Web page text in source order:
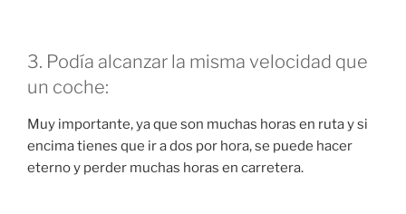
3. Podía alcanzar la misma velocidad que
un coche:
Muy importante, ya que son muchas horas en ruta y si
encima tienes que ir a dos por hora, se puede hacer
eterno y perder muchas horas en carretera.